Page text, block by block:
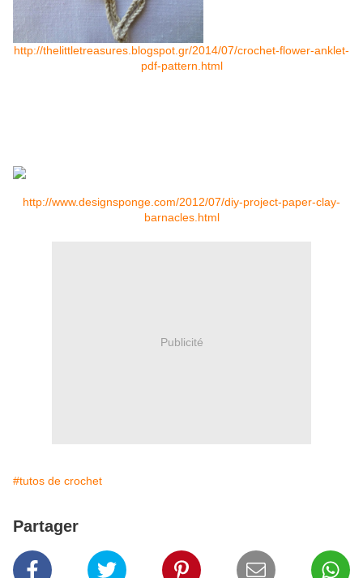
http://thelittletreasures.blogspot.gr/2014/07/crochet-flower-anklet-
pdf-pattern.html
http://www.designsponge.com/2012/07/diy-project-paper-clay-
barnacles.html
Publicité
#tutos de crochet
Partager